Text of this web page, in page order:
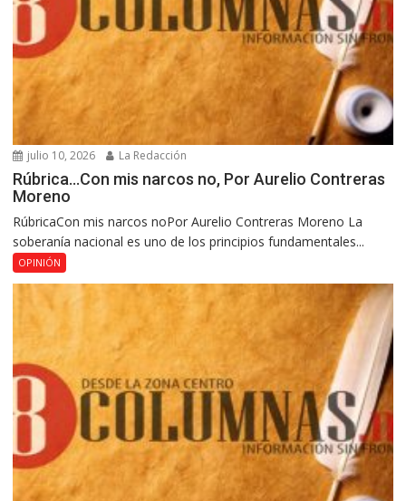
julio 10, 2026 La Redacción
Rúbrica…Con mis narcos no, Por Aurelio Contreras
Moreno
RúbricaCon mis narcos noPor Aurelio Contreras Moreno La
soberanía nacional es uno de los principios fundamentales...
OPINIÓN